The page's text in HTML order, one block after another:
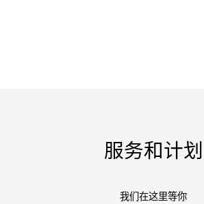
服务和计划
我们在这里等你